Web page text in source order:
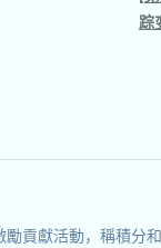
踪
貢獻活動，稱積分